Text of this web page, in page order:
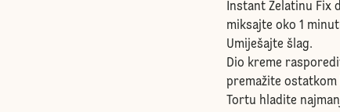
Instant Želatinu Fix
miksajte oko 1
Umiješajte šlag.
Dio kreme
premažite
Tortu hladite